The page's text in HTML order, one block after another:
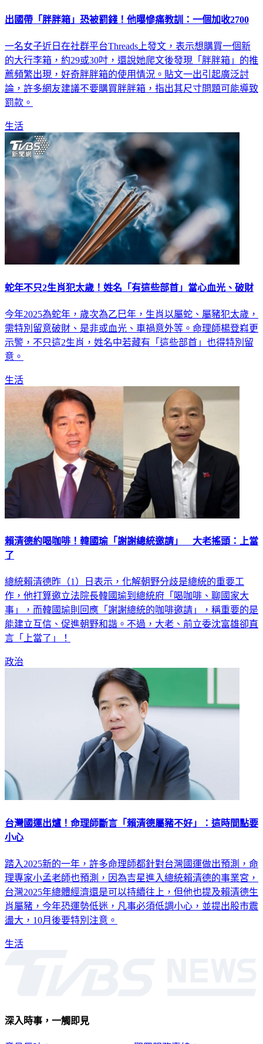
出國帶「胖胖箱」恐被罰錢！他曝慘痛教訓：一個加收2700
一名女子近日在社群平台Threads上發文，表示想購買一個新
的大行李箱，約29或30吋，還說她爬文後發現「胖胖箱」的推
薦頻繁出現，好奇胖胖箱的使用情況。貼文一出引起廣泛討
論，許多網友建議不要購買胖胖箱，指出其尺寸問題可能導致
罰款。
生活
蛇年不只2生肖犯太歲！姓名「有這些部首」當心血光、破財
今年2025為蛇年，歲次為乙巳年，生肖以屬蛇、屬豬犯太歲，
需特別留意破財、是非或血光、車禍意外等。命理師楊登嵙更
示警，不只這2生肖，姓名中若藏有「這些部首」也得特別留
意。
生活
賴清德約喝咖啡！韓國瑜「謝謝總統邀請」 大老搖頭：上當
了
總統賴清德昨（1）日表示，化解朝野分歧是總統的重要工
作，他打算邀立法院長韓國瑜到總統府「喝咖啡、聊國家大
事」，而韓國瑜則回應「謝謝總統的咖啡邀請」，稱重要的是
能建立互信、促進朝野和諧。不過，大老、前立委沈富雄卻直
言「上當了」！
政治
台灣國運出爐！命理師斷言「賴清德屬豬不好」：這時間點要
小心
踏入2025新的一年，許多命理師都針對台灣國運做出預測，命
理專家小孟老師也預測，因為吉星進入總統賴清德的事業宮，
台灣2025年總體經濟還是可以持續往上，但他也提及賴清德生
肖屬豬，今年恐運勢低迷，凡事必須低調小心，並提出股市震
盪大，10月後要特別注意。
生活
深入時事，一觸即見